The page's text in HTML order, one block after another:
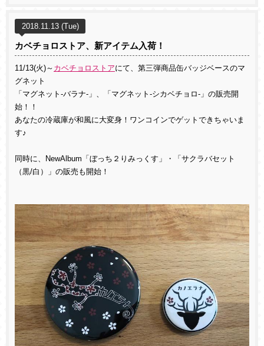
2018.11.13 (Tue)
カベチョロストア、新アイテム入荷！
11/13(火)～ カベチョロストアにて、第三弾商品缶バッジベースのマ
グネット
「マグネット-バラナ-」、「マグネット-シカベチョロ-」の販売開
始！！
あなたの冷蔵庫が和風に大変身！ワンコインでゲットできちゃいま
す♪
同時に、NewAlbum「ぼっち２りみっくす」・「サクラバセット
（黒/白）」の販売も開始！